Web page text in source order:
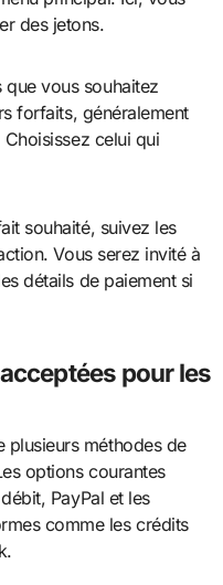
des jetons.
que vous souhaitez
forfaits, généralement
celui qui
souhaité, suivez les
Vous serez invité à
détails de paiement si
pour les
plusieurs méthodes de
options courantes
PayPal et les
comme les crédits